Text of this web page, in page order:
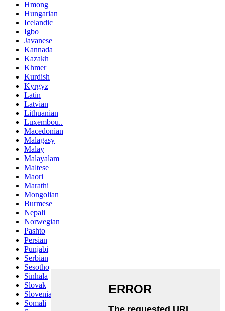
Hmong
Hungarian
Icelandic
Igbo
Javanese
Kannada
Kazakh
Khmer
Kurdish
Kyrgyz
Latin
Latvian
Lithuanian
Luxembou..
Macedonian
Malagasy
Malay
Malayalam
Maltese
Maori
Marathi
Mongolian
Burmese
Nepali
Norwegian
Pashto
Persian
Punjabi
Serbian
Sesotho
Sinhala
Slovak
Slovenian
Somali